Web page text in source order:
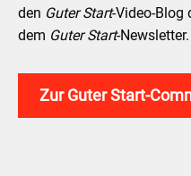
den Guter Start-Video-Blog
dem Guter Start-Newsletter.
Zur Guter Start-